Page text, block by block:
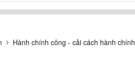
Hành chính công - cải cách hành chính